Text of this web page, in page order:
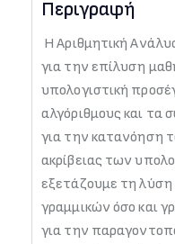
Περιγραφή
Η Αριθμητική
για την επίλυση
υπολογιστική
αλγόριθμους και τα
για την κατανόηση
ακρίβειας των
εξετάζουμε τη
γραμμικών όσο και
για την